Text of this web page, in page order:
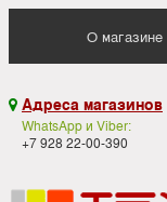
О магазине
 Адреса магазинов
WhatsApp и Viber:
+7 928 22-00-390